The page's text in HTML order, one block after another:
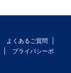
よくあるご質問
プライバシーポ